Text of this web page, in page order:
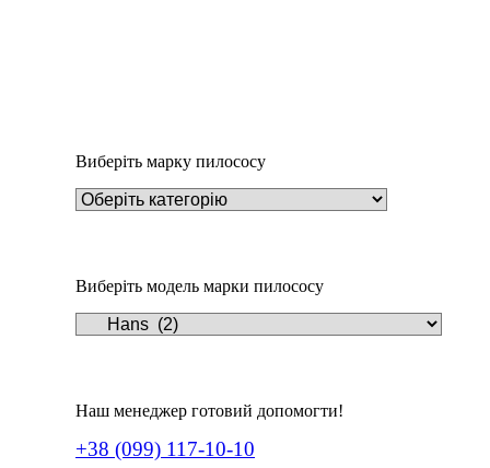
Виберіть марку пилососу
Виберіть модель марки пилососу
Наш менеджер готовий допомогти!
+38 (099) 117-10-10